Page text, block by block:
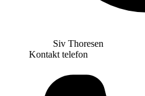
Siv Thoresen
Kontakt telefon